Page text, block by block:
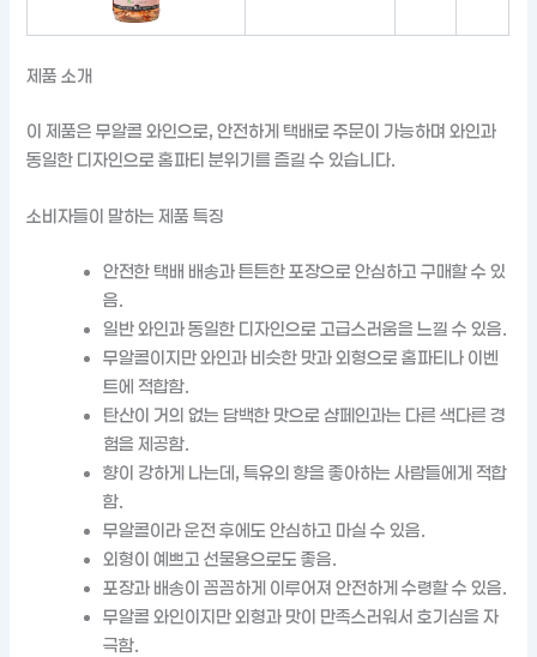
제품 소개
이 제품은 무알콜 와인으로, 안전하게 택배로 주문이 가능하며 와인과
동일한 디자인으로 홈파티 분위기를 즐길 수 있습니다.
소비자들이 말하는 제품 특징
안전한 택배 배송과 튼튼한 포장으로 안심하고 구매할 수 있
음.
일반 와인과 동일한 디자인으로 고급스러움을 느낄 수 있음.
무알콜이지만 와인과 비슷한 맛과 외형으로 홈파티나 이벤
트에 적합함.
탄산이 거의 없는 담백한 맛으로 샴페인과는 다른 색다른 경
험을 제공함.
향이 강하게 나는데, 특유의 향을 좋아하는 사람들에게 적합
함.
무알콜이라 운전 후에도 안심하고 마실 수 있음.
외형이 예쁘고 선물용으로도 좋음.
포장과 배송이 꼼꼼하게 이루어져 안전하게 수령할 수 있음.
무알콜 와인이지만 외형과 맛이 만족스러워서 호기심을 자
극함.